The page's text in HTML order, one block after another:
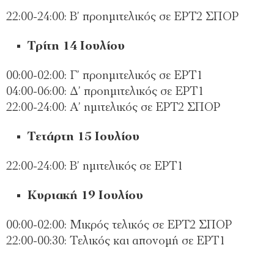
22:00-24:00: Β’ προημιτελικός σε ΕΡΤ2 ΣΠΟΡ
Τρίτη 14 Ιουλίου
00:00-02:00: Γ’ προημιτελικός σε ΕΡΤ1
04:00-06:00: Δ’ προημιτελικός σε ΕΡΤ1
22:00-24:00: Α’ ημιτελικός σε ΕΡΤ2 ΣΠΟΡ
Τετάρτη 15 Ιουλίου
22:00-24:00: Β’ ημιτελικός σε ΕΡΤ1
Κυριακή 19 Ιουλίου
00:00-02:00: Μικρός τελικός σε ΕΡΤ2 ΣΠΟΡ
22:00-00:30: Τελικός και απονομή σε ΕΡΤ1